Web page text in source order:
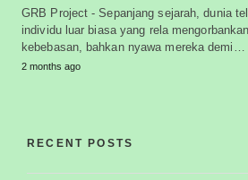
GRB Project - Sepanjang sejarah, dunia
individu luar biasa yang rela
kebebasan, bahkan nyawa mereka demi…
2 months ago
RECENT POSTS